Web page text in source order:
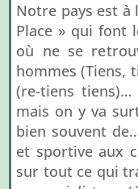
Notre pays est à
Place » qui font
où ne se
hommes (Tiens,
(re-tiens
mais on y va
bien souvent
et sportive aux
sur tout ce qui